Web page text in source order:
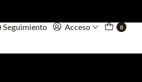
Seguimiento Acceso 0